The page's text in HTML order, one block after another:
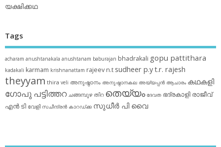
യക്ഷിക്കഥ
Tags
acharam anushtanakala anushtanam baburajan bhadrakali gopu pattithara
kadakali karmam krishnanattam rajeev n.t sudheer p.yt.r. rajesh
theyyam thira veli അനുഷ്ഠാനം അനുഷ്ഠാനകല അയ്യപ്പന്‍ ആചാരം കഥകളി
ഗോപു പട്ടിത്തറ ചങ്ങമ്പുഴ തിറ തെയ്യം ദേവത ഭദ്രകാളി രാജീവ്
എൻ ടി വേളി സചീന്ദ്രന്‍ കാറഡ്ക്ക സുധീര്‍ പി വൈ